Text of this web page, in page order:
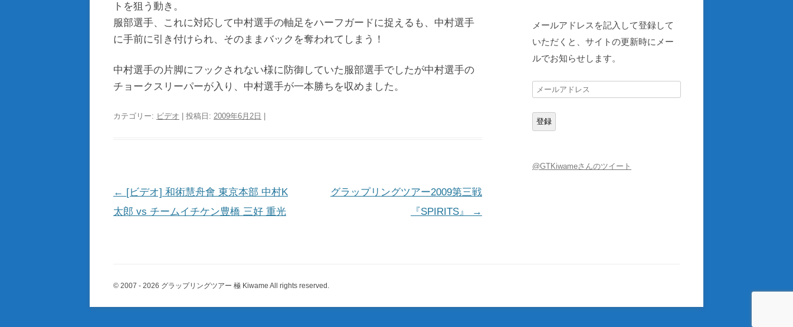
トを狙う動き。
服部選手、これに対応して中村選手の軸足をハーフガードに捉えるも、中村選手
に手前に引き付けられ、そのままバックを奪われてしまう！
中村選手の片脚にフックされない様に防御していた服部選手でしたが中村選手の
チョークスリーパーが入り、中村選手が一本勝ちを収めました。
カテゴリー: ビデオ | 投稿日: 2009年6月2日
投
稿
ー
シ
← [ビデオ] 和術慧舟會 東京本部 中村K
太郎 vs チームイチケン豊橋 三好 重光
グラップリングツアー2009第三戦
『SPIRITS』
→
メールアドレスを記入して登録して
いただくと、サイトの更新時にメー
ルでお知らせします。
メ
ル
ア
ス
登録
@GTKiwameさんのツイート
© 2007 - 2026 グラップリングツアー 極 Kiwame All rights reserved.